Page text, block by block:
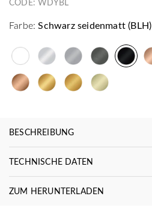
Farbe: Schwarz seidenmatt (BLH)
BESCHREIBUNG
TECHNISCHE DATEN
ZUM HERUNTERLADEN